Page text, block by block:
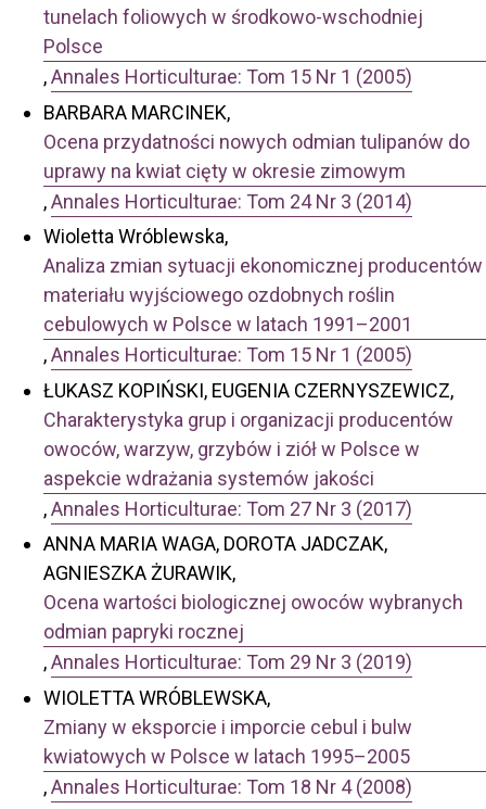
tunelach foliowych w środkowo-wschodniej
Polsce
,Annales Horticulturae: Tom 15 Nr 1 (2005)
BARBARA MARCINEK,
Ocena przydatności nowych odmian tulipanów do
uprawy na kwiat cięty w okresie zimowym
,Annales Horticulturae: Tom 24 Nr 3 (2014)
Wioletta Wróblewska,
Analiza zmian sytuacji ekonomicznej producentów
materiału wyjściowego ozdobnych roślin
cebulowych w Polsce w latach 1991–2001
,Annales Horticulturae: Tom 15 Nr 1 (2005)
ŁUKASZ KOPIŃSKI, EUGENIA CZERNYSZEWICZ,
Charakterystyka grup i organizacji producentów
owoców, warzyw, grzybów i ziół w Polsce w
aspekcie wdrażania systemów jakości
,Annales Horticulturae: Tom 27 Nr 3 (2017)
ANNA MARIA WAGA, DOROTA JADCZAK,
AGNIESZKA ŻURAWIK,
Ocena wartości biologicznej owoców wybranych
odmian papryki rocznej
,Annales Horticulturae: Tom 29 Nr 3 (2019)
WIOLETTA WRÓBLEWSKA,
Zmiany w eksporcie i imporcie cebul i bulw
kwiatowych w Polsce w latach 1995–2005
,Annales Horticulturae: Tom 18 Nr 4 (2008)